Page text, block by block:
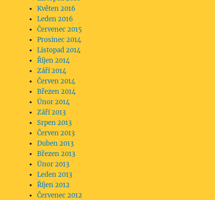
Květen 2016
Leden 2016
Červenec 2015
Prosinec 2014
Listopad 2014
Říjen 2014
Září 2014
Červen 2014
Březen 2014
Únor 2014
Září 2013
Srpen 2013
Červen 2013
Duben 2013
Březen 2013
Únor 2013
Leden 2013
Říjen 2012
Červenec 2012